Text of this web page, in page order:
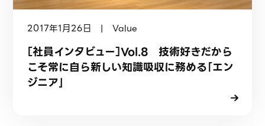
2017年1月26日 | Value
［社員インタビュー］Vol.8 技術好きだから
こそ常に自ら新しい知識吸収に務める｢エン
ジニア｣